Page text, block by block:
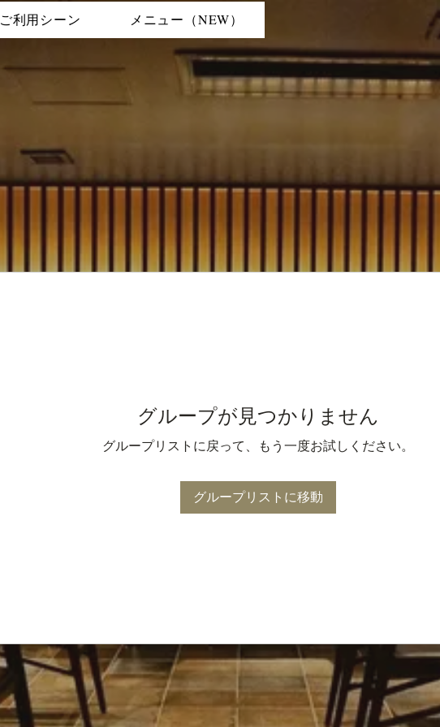
ご利用シーン メニュー（NEW）
グループが見つかりません
グループリストに戻って、もう一度お試しください。
グループリストに移動